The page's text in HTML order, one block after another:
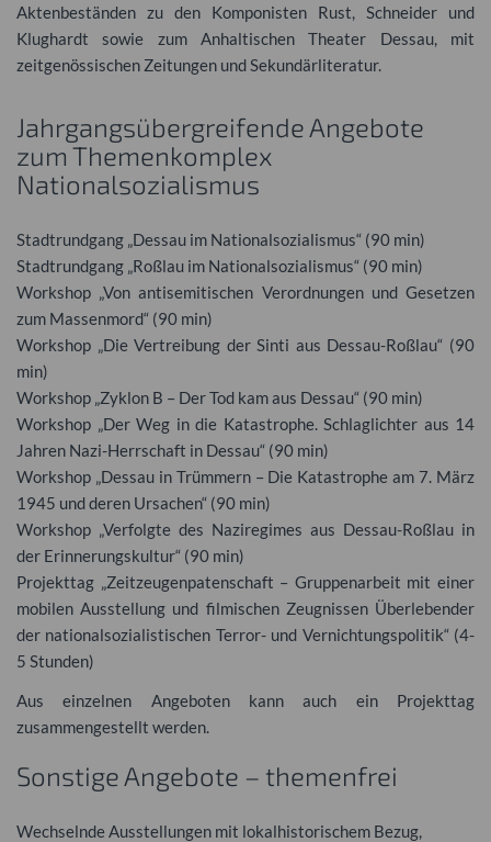
Aktenbeständen zu den Komponisten Rust, Schneider und
Klughardt sowie zum Anhaltischen Theater Dessau, mit
zeitgenössischen Zeitungen und Sekundärliteratur.
Jahrgangsübergreifende Angebote
zum Themenkomplex
Nationalsozialismus
Stadtrundgang „Dessau im Nationalsozialismus“ (90 min)
Stadtrundgang „Roßlau im Nationalsozialismus“ (90 min)
Workshop „Von antisemitischen Verordnungen und Gesetzen
zum Massenmord“ (90 min)
Workshop „Die Vertreibung der Sinti aus Dessau-Roßlau“ (90
min)
Workshop „Zyklon B – Der Tod kam aus Dessau“ (90 min)
Workshop „Der Weg in die Katastrophe. Schlaglichter aus 14
Jahren Nazi-Herrschaft in Dessau“ (90 min)
Workshop „Dessau in Trümmern – Die Katastrophe am 7. März
1945 und deren Ursachen“ (90 min)
Workshop „Verfolgte des Naziregimes aus Dessau-Roßlau in
der Erinnerungskultur“ (90 min)
Projekttag „Zeitzeugenpatenschaft – Gruppenarbeit mit einer
mobilen Ausstellung und filmischen Zeugnissen Überlebender
der nationalsozialistischen Terror- und Vernichtungspolitik“ (4-
5 Stunden)
Aus einzelnen Angeboten kann auch ein Projekttag
zusammengestellt werden.
Sonstige Angebote – themenfrei
Wechselnde Ausstellungen mit lokalhistorischem Bezug,